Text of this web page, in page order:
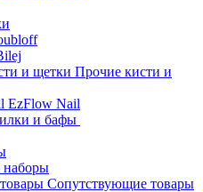
Прочие кисти и
EzFlow Nail
и бафы
наборы
Сопутствующие товары